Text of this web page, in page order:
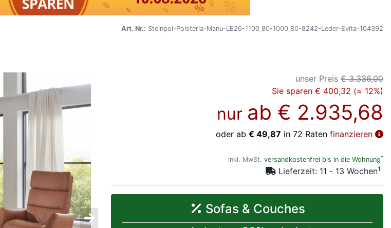
Art. Nr.: Steinpol-Polsteria-Manu-LE26-1100_80-1000_80-8242-Leder-Evita-104392
unser Preis € 3.336,00
Sie sparen € 400,32 (≈ 12%)
nur ab € 2.935,68
oder ab € 49,87 in 72 Raten finanzieren
inkl. MwSt. versandkostenfrei bis in die Wohnung*
Lieferzeit: 11 - 13 Wochen1
Sofas & Couches